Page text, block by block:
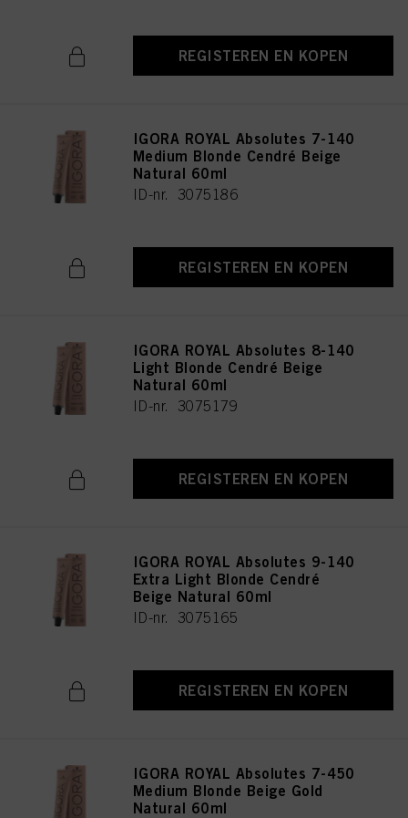
REGISTEREN EN KOPEN
IGORA ROYAL Absolutes 7-140
Medium Blonde Cendré Beige
Natural 60ml
ID-nr. 3075186
REGISTEREN EN KOPEN
IGORA ROYAL Absolutes 8-140
Light Blonde Cendré Beige
Natural 60ml
ID-nr. 3075179
REGISTEREN EN KOPEN
IGORA ROYAL Absolutes 9-140
Extra Light Blonde Cendré
Beige Natural 60ml
ID-nr. 3075165
REGISTEREN EN KOPEN
IGORA ROYAL Absolutes 7-450
Medium Blonde Beige Gold
Natural 60ml